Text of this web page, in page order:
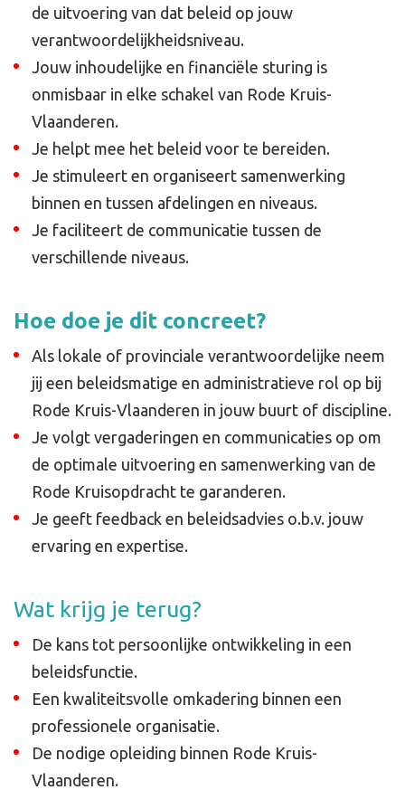
de uitvoering van dat beleid op jouw
verantwoordelijkheidsniveau.
Jouw inhoudelijke en financiële sturing is
onmisbaar in elke schakel van Rode Kruis-
Vlaanderen.
Je helpt mee het beleid voor te bereiden.
Je stimuleert en organiseert samenwerking
binnen en tussen afdelingen en niveaus.
Je faciliteert de communicatie tussen de
verschillende niveaus.
Hoe doe je dit concreet?
Als lokale of provinciale verantwoordelijke neem
jij een beleidsmatige en administratieve rol op bij
Rode Kruis-Vlaanderen in jouw buurt of discipline.
Je volgt vergaderingen en communicaties op om
de optimale uitvoering en samenwerking van de
Rode Kruisopdracht te garanderen.
Je geeft feedback en beleidsadvies o.b.v. jouw
ervaring en expertise.
Wat krijg je terug?
De kans tot persoonlijke ontwikkeling in een
beleidsfunctie.
Een kwaliteitsvolle omkadering binnen een
professionele organisatie.
De nodige opleiding binnen Rode Kruis-
Vlaanderen.